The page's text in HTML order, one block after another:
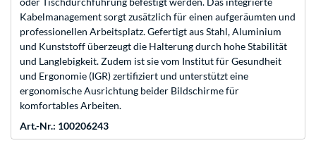
Kabelmanagement sorgt zusätzlich für einen aufgeräumten und
professionellen Arbeitsplatz. Gefertigt aus Stahl, Aluminium
und Kunststoff überzeugt die Halterung durch hohe Stabilität
und Langlebigkeit. Zudem ist sie vom Institut für Gesundheit
und Ergonomie (IGR) zertifiziert und unterstützt eine
ergonomische Ausrichtung beider Bildschirme für
komfortables Arbeiten.
Art.-Nr.: 100206243